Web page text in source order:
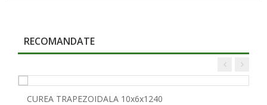
RECOMANDATE
CUREA TRAPEZOIDALA 10x6x1240